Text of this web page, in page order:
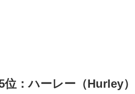
位：ハーレー（Hurley）